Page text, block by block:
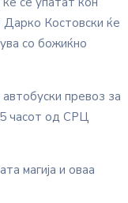
Дарко Костовски ќе
со божиќно
превоз за
часот од СРЦ
магија и оваа